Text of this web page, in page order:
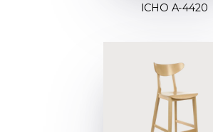
ICHO A-4420